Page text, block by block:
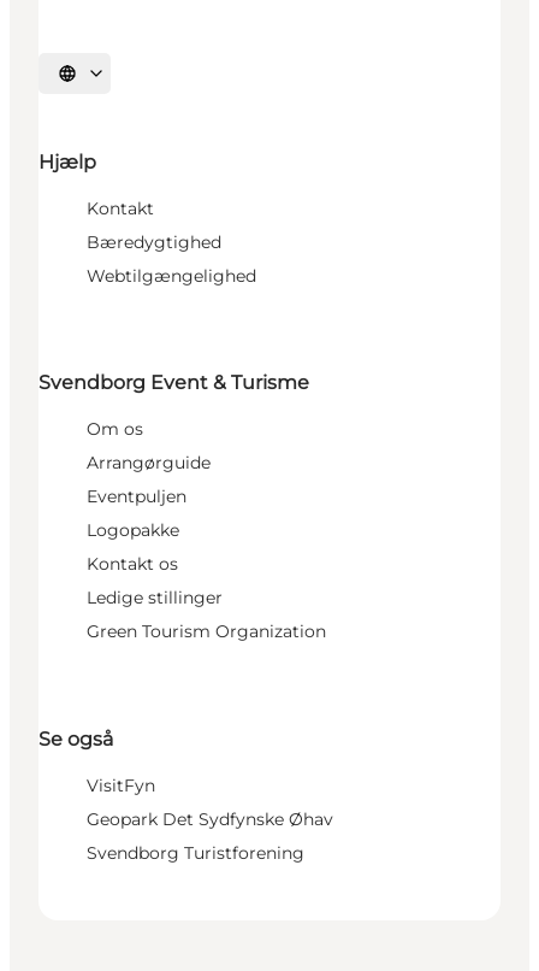
Vælg sprog
Hjælp
Kontakt
Bæredygtighed
Webtilgængelighed
Svendborg Event & Turisme
Om os
Arrangørguide
Eventpuljen
Logopakke
Kontakt os
Ledige stillinger
Green Tourism Organization
Se også
VisitFyn
Geopark Det Sydfynske Øhav
Svendborg Turistforening